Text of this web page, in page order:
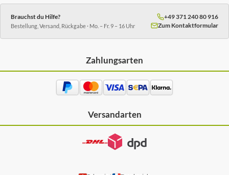
Brauchst du Hilfe?
Bestellung, Versand, Rückgabe · Mo. – Fr. 9 – 16 Uhr
+49 371 240 80 916
Zum Kontaktformular
Zahlungsarten
Versandarten